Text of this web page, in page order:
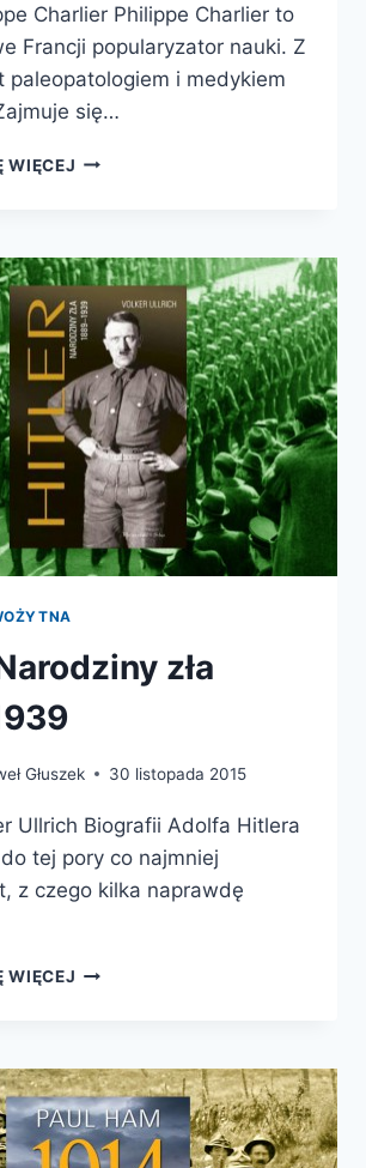
Charlier Philippe Charlier to
Francji popularyzator nauki. Z
paleopatologiem i medykiem
się…
WIĘCEJ CZEGO
PATOLOG
NA
TROPIE
ZAGADEK
HISTORII
zła
Głuszek 30 listopada 2015
Ullrich Biografii Adolfa Hitlera
do tej pory co najmniej
z czego kilka naprawdę
WIĘCEJ HITLER.
1939